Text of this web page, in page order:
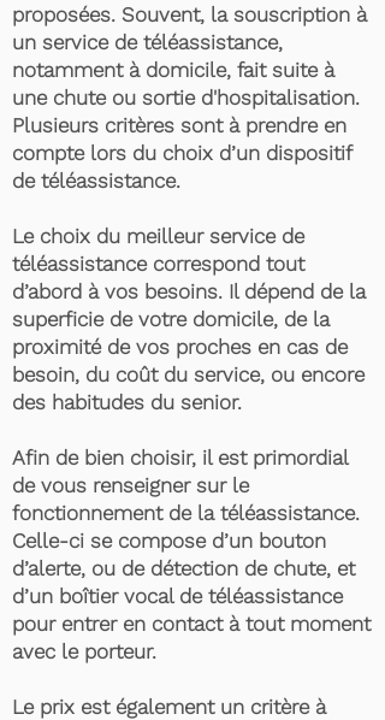
proposées. Souvent, la souscription à
un service de téléassistance,
notamment à domicile, fait suite à
une chute ou sortie d'hospitalisation.
Plusieurs critères sont à prendre en
compte lors du choix d’un dispositif
de téléassistance.
Le choix du meilleur service de
téléassistance correspond tout
d’abord à vos besoins. Il dépend de la
superficie de votre domicile, de la
proximité de vos proches en cas de
besoin, du coût du service, ou encore
des habitudes du senior.
Afin de bien choisir, il est primordial
de vous renseigner sur le
fonctionnement de la téléassistance.
Celle-ci se compose d’un bouton
d’alerte, ou de détection de chute, et
d’un boîtier vocal de téléassistance
pour entrer en contact à tout moment
avec le porteur.
Le prix est également un critère à